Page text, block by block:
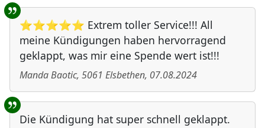
⭐⭐⭐⭐⭐ Extrem toller Service!!! All
meine Kündigungen haben hervorragend
geklappt, was mir eine Spende wert ist!!!
Manda Baotic, 5061 Elsbethen, 07.08.2024
Die Kündigung hat super schnell geklappt.